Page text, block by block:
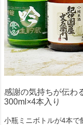
感謝の気持ちが伝わ
300ml×4本入り
小瓶ミニボトルが4本で